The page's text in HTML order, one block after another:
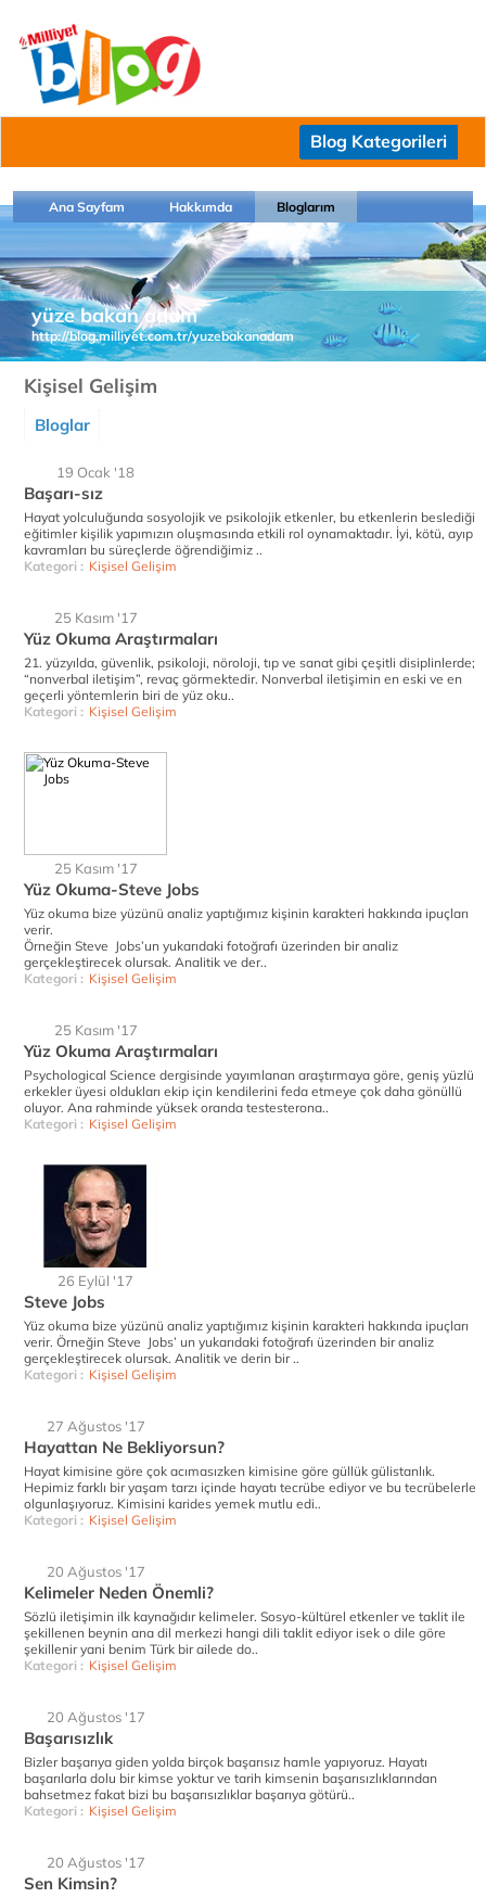
Blog Kategorileri
Ana Sayfam Hakkımda Bloglarım
yüze bakan adam
http://blog.milliyet.com.tr/yuzebakanadam
Kişisel Gelişim
Bloglar
19 Ocak '18
Başarı-sız
Hayat yolculuğunda sosyolojik ve psikolojik etkenler, bu etkenlerin beslediği
eğitimler kişilik yapımızın oluşmasında etkili rol oynamaktadır. İyi, kötü, ayıp
kavramları bu süreçlerde öğrendiğimiz ..
Kategori : Kişisel Gelişim
25 Kasım '17
Yüz Okuma Araştırmaları
21. yüzyılda, güvenlik, psikoloji, nöroloji, tıp ve sanat gibi çeşitli disiplinlerde;
“nonverbal iletişim”, revaç görmektedir. Nonverbal iletişimin en eski ve en
geçerli yöntemlerin biri de yüz oku..
Kategori : Kişisel Gelişim
25 Kasım '17
Yüz Okuma-Steve Jobs
Yüz okuma bize yüzünü analiz yaptığımız kişinin karakteri hakkında ipuçları
verir.
Örneğin Steve Jobs’un yukarıdaki fotoğrafı üzerinden bir analiz
gerçekleştirecek olursak. Analitik ve der..
Kategori : Kişisel Gelişim
25 Kasım '17
Yüz Okuma Araştırmaları
Psychological Science dergisinde yayımlanan araştırmaya göre, geniş yüzlü
erkekler üyesi oldukları ekip için kendilerini feda etmeye çok daha gönüllü
oluyor. Ana rahminde yüksek oranda testesterona..
Kategori : Kişisel Gelişim
26 Eylül '17
Steve Jobs
Yüz okuma bize yüzünü analiz yaptığımız kişinin karakteri hakkında ipuçları
verir. Örneğin Steve Jobs’ un yukarıdaki fotoğrafı üzerinden bir analiz
gerçekleştirecek olursak. Analitik ve derin bir ..
Kategori : Kişisel Gelişim
27 Ağustos '17
Hayattan Ne Bekliyorsun?
Hayat kimisine göre çok acımasızken kimisine göre güllük gülistanlık.
Hepimiz farklı bir yaşam tarzı içinde hayatı tecrübe ediyor ve bu tecrübelerle
olgunlaşıyoruz. Kimisini karides yemek mutlu edi..
Kategori : Kişisel Gelişim
20 Ağustos '17
Kelimeler Neden Önemli?
Sözlü iletişimin ilk kaynağıdır kelimeler. Sosyo-kültürel etkenler ve taklit ile
şekillenen beynin ana dil merkezi hangi dili taklit ediyor isek o dile göre
şekillenir yani benim Türk bir ailede do..
Kategori : Kişisel Gelişim
20 Ağustos '17
Başarısızlık
Bizler başarıya giden yolda birçok başarısız hamle yapıyoruz. Hayatı
başarılarla dolu bir kimse yoktur ve tarih kimsenin başarısızlıklarından
bahsetmez fakat bizi bu başarısızlıklar başarıya götürü..
Kategori : Kişisel Gelişim
20 Ağustos '17
Sen Kimsin?